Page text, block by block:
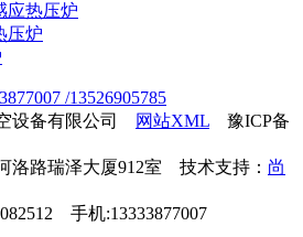
应热压炉
压炉
/13526905785
设备有限公司
网站XML 豫ICP备
洛路瑞泽大厦912室 技术支持： 尚
手机:13333877007